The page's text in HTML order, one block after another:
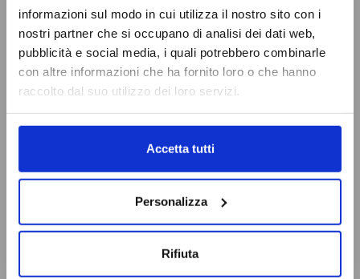
informazioni sul modo in cui utilizza il nostro sito con i
nostri partner che si occupano di analisi dei dati web,
pubblicità e social media, i quali potrebbero combinarle
con altre informazioni che ha fornito loro o che hanno
raccolto dal suo utilizzo dei loro servizi.
Accetta tutti
Personalizza
Rifiuta